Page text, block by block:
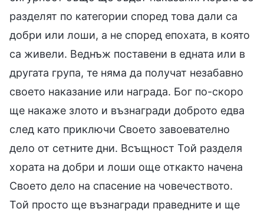
разделят по категории според това дали са
добри или лоши, а не според епохата, в която
са живели. Веднъж поставени в едната или в
другата група, те няма да получат незабавно
своето наказание или награда. Бог по-скоро
ще накаже злото и възнагради доброто едва
след като приключи Своето завоевателно
дело от сетните дни. Всъщност Той разделя
хората на добри и лоши още откакто начена
Своето дело на спасение на човечеството.
Той просто ще възнагради праведните и ще